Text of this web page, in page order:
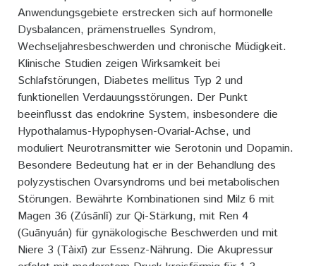
Anwendungsgebiete erstrecken sich auf hormonelle
Dysbalancen, prämenstruelles Syndrom,
Wechseljahresbeschwerden und chronische Müdigkeit.
Klinische Studien zeigen Wirksamkeit bei
Schlafstörungen, Diabetes mellitus Typ 2 und
funktionellen Verdauungsstörungen. Der Punkt
beeinflusst das endokrine System, insbesondere die
Hypothalamus-Hypophysen-Ovarial-Achse, und
moduliert Neurotransmitter wie Serotonin und Dopamin.
Besondere Bedeutung hat er in der Behandlung des
polyzystischen Ovarsyndroms und bei metabolischen
Störungen. Bewährte Kombinationen sind Milz 6 mit
Magen 36 (Zúsānlǐ) zur Qi-Stärkung, mit Ren 4
(Guānyuán) für gynäkologische Beschwerden und mit
Niere 3 (Tàixī) zur Essenz-Nährung. Die Akupressur